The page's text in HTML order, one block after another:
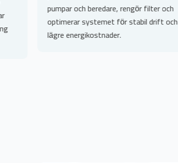
pumpar och beredare, rengör filter och
optimerar systemet för stabil drift och
lägre energikostnader.